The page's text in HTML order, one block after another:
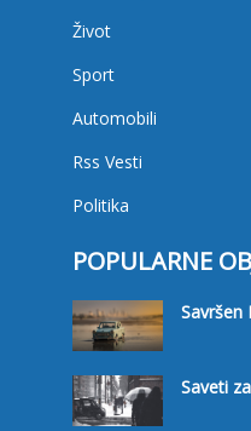
Život
Sport
Automobili
Rss Vesti
Politika
POPULARNE
Savršen
Saveti